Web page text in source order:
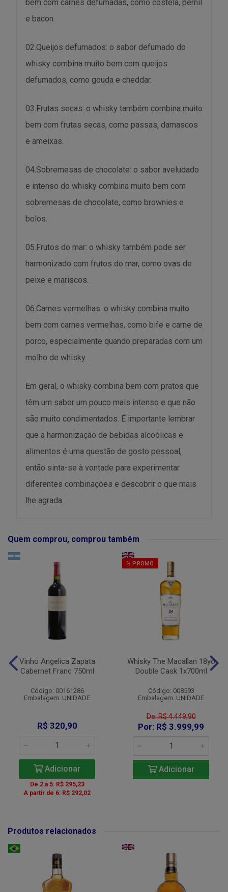
bem com carnes defumadas, como costela, pernil
e bacon.
02.Queijos defumados: o sabor defumado do
whisky combina muito bem com queijos
defumados, como gouda e cheddar.
03.Frutas secas: o whisky também combina muito
bem com frutas secas, como passas, damascos
e ameixas.
04.Sobremesas de chocolate: o sabor aveludado
e intenso do whisky combina muito bem com
sobremesas de chocolate, como brownies e
bolos.
05.Frutos do mar: o whisky também pode ser
harmonizado com frutos do mar, como ovas de
peixe e mariscos.
06.Carnes vermelhas: o whisky combina muito
bem com carnes vermelhas, como bife e carne de
porco, especialmente quando preparadas com um
molho de whisky.
Em geral, o whisky combina bem com pratos que
têm um sabor um pouco mais intenso e que não
são muito condimentados. É importante lembrar
que a harmonização de bebidas alcoólicas e
alimentos é uma questão de gosto pessoal,
então sinta-se à vontade para experimentar
diferentes combinações e descobrir o que mais
lhe agrada.
Quem comprou, comprou também
Vinho Angelica Zapata
Cabernet Franc 750ml
Código: 00161286
Embalagem: UNIDADE
R$ 320,90
Adicionar
De 2 a 5: R$ 295,23
A partir de 6: R$ 292,02
% PROMO
Whisky The Macallan 18yo
Double Cask 1x700ml
Código: 008593
Embalagem: UNIDADE
De: R$ 4.449,90
Por: R$ 3.999,99
Adicionar
Produtos relacionados